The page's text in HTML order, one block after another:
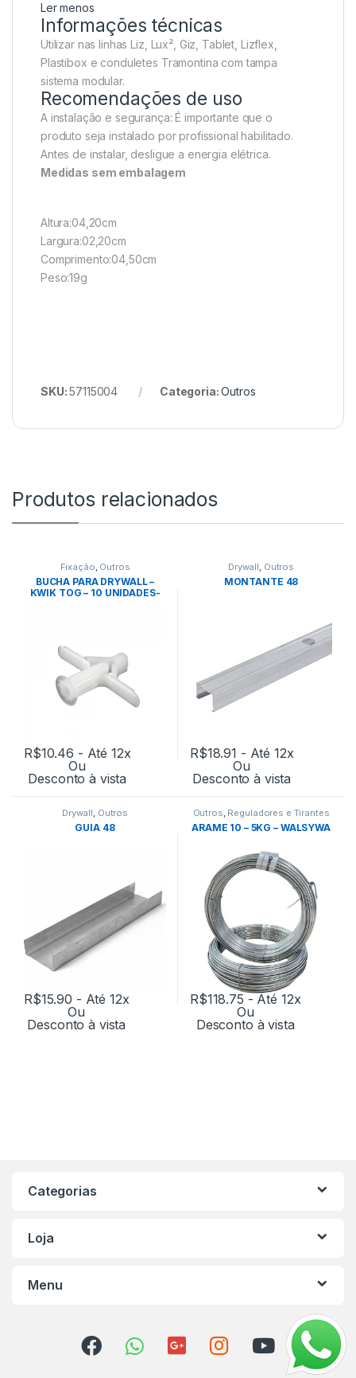
Ler menos
Informações técnicas
Utilizar nas linhas Liz, Lux², Giz, Tablet, Lizflex,
Plastibox e conduletes Tramontina com tampa
sistema modular.
Recomendações de uso
A instalação e segurança: É importante que o
produto seja instalado por profissional habilitado.
Antes de instalar, desligue a energia elétrica.
Medidas sem embalagem
Altura:04,20cm
Largura:02,20cm
Comprimento:04,50cm
Peso:19g
SKU:57115004 Categoria:Outros
Produtos relacionados
Fixação, Outros
BUCHA PARA DRYWALL –
KWIK TOG – 10 UNIDADES-
R$10.46 - Até 12x
Ou
Desconto à vista
Drywall, Outros
MONTANTE 48
R$18.91 - Até 12x
Ou
Desconto à vista
Drywall, Outros
GUIA 48
R$15.90 - Até 12x
Ou
Desconto à vista
Outros, Reguladores e Tirantes
ARAME 10 – 5KG – WALSYWA
R$118.75 - Até 12x
Ou
Desconto à vista
Categorias
Loja
Menu